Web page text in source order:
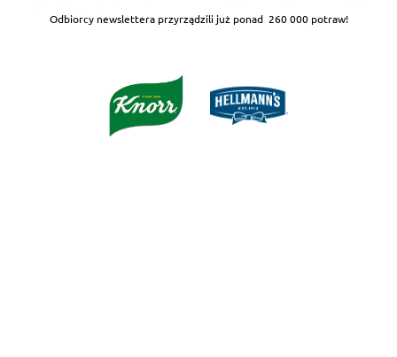
Odbiorcy newslettera przyrządzili już ponad 260 000 potraw!